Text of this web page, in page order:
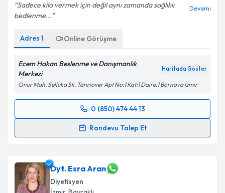
Sadece kilo vermek için değil aynı zamanda sağlıklı
bedlenme...
Devamı
Adres 1 Online Görüşme
Ecem Hakan Beslenme ve Danışmanlık
Merkezi
Haritada Göster
Onur Mah. Selluka Sk. Tanrıöver Apt No:1 Kat:1 Daire:1 Bornova İzmir
0 (850) 474 44 13
Randevu Talep Et
Randevu Takvimi Talebi
takvim hazırlandığında e-posta ile bilgilendireceğiz.
E-posta Adresiniz
Dyt. Esra Aran
Diyetisyen